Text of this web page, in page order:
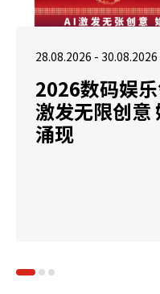
28.08.2026 - 30.08.2026
2026数码娱
激发无限创意
涌现